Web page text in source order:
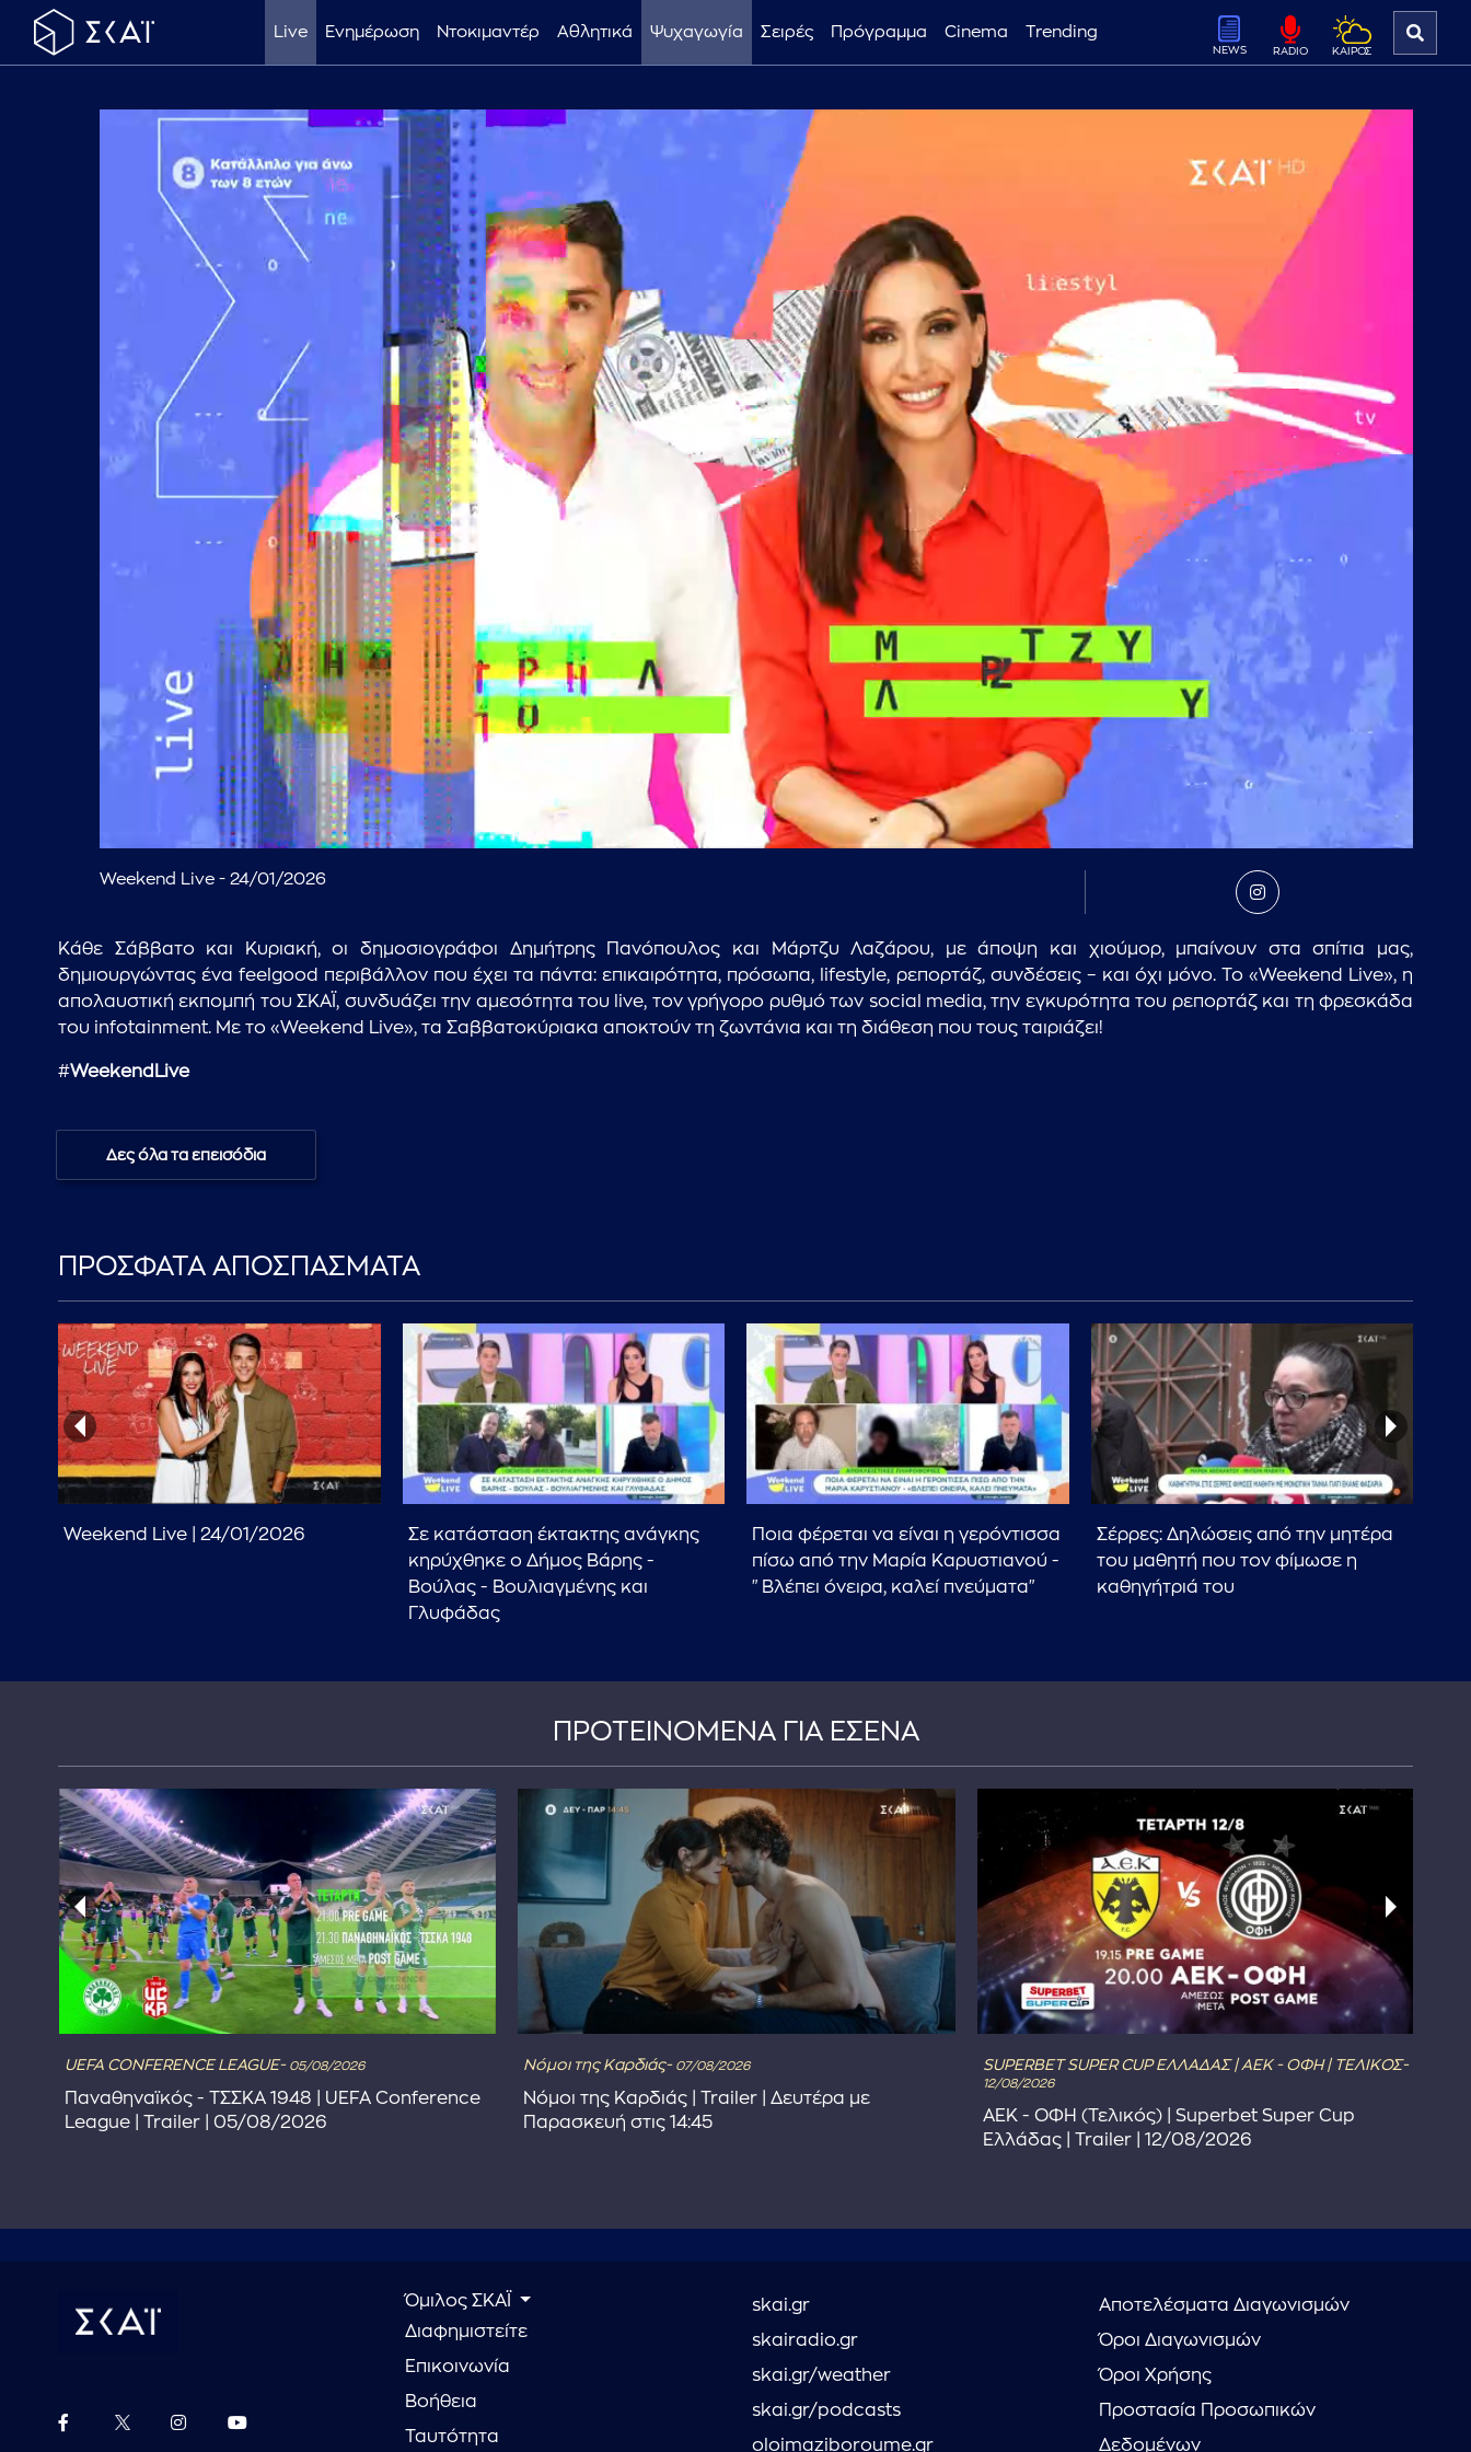
Live Ενημέρωση Ντοκιμαντέρ Αθλητικά Ψυχαγωγία Σειρές Πρόγραμμα Cinema Trending
NEWS RADIO ΚΑΙΡΟΣ
Weekend Live - 24/01/2026
Κάθε Σάββατο και Κυριακή, οι δημοσιογράφοι Δημήτρης Πανόπουλος και Μάρτζυ Λαζάρου, με άποψη και χιούμορ, μπαίνουν στα σπίτια μας,
δημιουργώντας ένα feelgood περιβάλλον που έχει τα πάντα: επικαιρότητα, πρόσωπα, lifestyle, ρεπορτάζ, συνδέσεις – και όχι μόνο. Το «Weekend Live», η
απολαυστική εκπομπή του ΣΚΑΪ, συνδυάζει την αμεσότητα του live, τον γρήγορο ρυθμό των social media, την εγκυρότητα του ρεπορτάζ και τη φρεσκάδα
του infotainment. Με το «Weekend Live», τα Σαββατοκύριακα αποκτούν τη ζωντάνια και τη διάθεση που τους ταιριάζει!
#WeekendLive
Δες όλα τα επεισόδια
ΠΡΟΣΦΑΤΑ ΑΠΟΣΠΑΣΜΑΤΑ
Weekend Live | 24/01/2026
Σε κατάσταση έκτακτης ανάγκης
κηρύχθηκε ο Δήμος Βάρης -
Βούλας - Βουλιαγμένης και
Γλυφάδας
Ποια φέρεται να είναι η γερόντισσα
πίσω από την Μαρία Καρυστιανού -
"Βλέπει όνειρα, καλεί πνεύματα"
Σέρρες: Δηλώσεις από την μητέρα
του μαθητή που τον φίμωσε η
καθηγήτριά του
ΠΡΟΤΕΙΝΟΜΕΝΑ ΓΙΑ ΕΣΕΝΑ
UEFA CONFERENCE LEAGUE- 05/08/2026
Παναθηναϊκός - ΤΣΣΚΑ 1948 | UEFA Conference
League | Trailer | 05/08/2026
Νόμοι της Καρδιάς- 07/08/2026
Νόμοι της Καρδιάς | Trailer | Δευτέρα με
Παρασκευή στις 14:45
SUPERBET SUPER CUP ΕΛΛΑΔΑΣ | ΑΕΚ - ΟΦΗ | ΤΕΛΙΚΟΣ-
12/08/2026
ΑΕΚ - ΟΦΗ (Τελικός) | Superbet Super Cup
Ελλάδας | Trailer | 12/08/2026
Όμιλος ΣΚΑΪ
Διαφημιστείτε
Επικοινωνία
Βοήθεια
Ταυτότητα
skai.gr
skairadio.gr
skai.gr/weather
skai.gr/podcasts
oloimaziboroume.gr
Αποτελέσματα Διαγωνισμών
Όροι Διαγωνισμών
Όροι Χρήσης
Προστασία Προσωπικών
Δεδομένων